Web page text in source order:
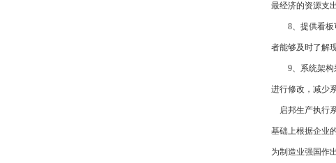
最经济的资源支
8、提供看板可
者能够及时了解
9、系统架构采
进行修改，减少
启邦生产执行
基础上根据企业
为制造业强国作